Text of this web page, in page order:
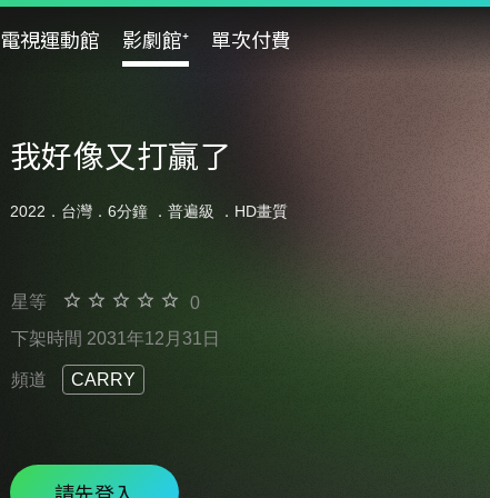
電視運動館 影劇館⁺ 單次付費
我好像又打贏了
2022．台灣．6分鐘 ． 普遍級 ．HD畫質
星等
0
下架時間 2031年12月31日
頻道 CARRY